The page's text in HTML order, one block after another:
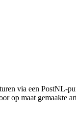
via een PostNL-
op maat gemaakte